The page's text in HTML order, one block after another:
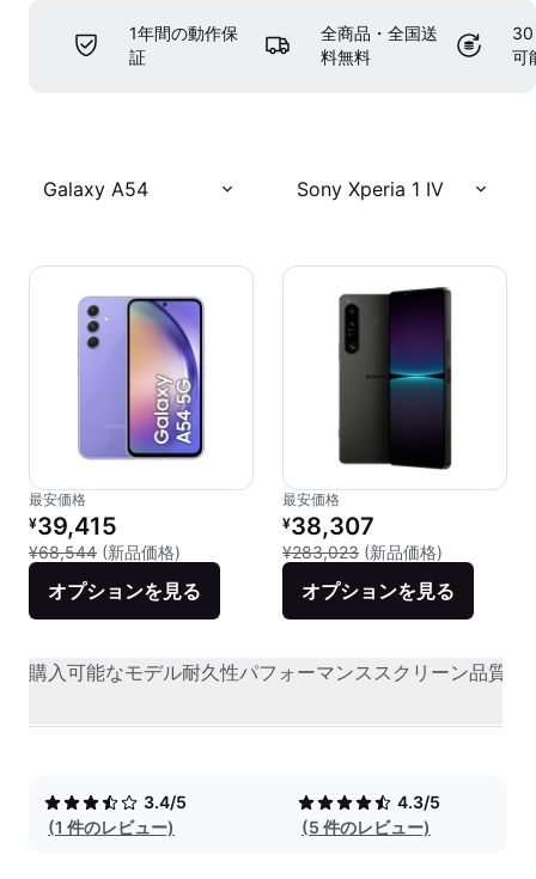
1年間の動作保
証
全商品・全国送
料無料
30
可
Galaxy A54 Sony Xperia 1 IV
最安価格
リファービッシュ品の価格：
¥39,415
¥68,544 (新品価格) 新品との比較：¥68,544
オプションを見る
最安価格
リファービッシュ品の価格：
¥38,307
¥283,023 (新品価格)
オプションを見る
購入可能なモデル耐久性パフォーマンススクリーン品質
3.4/5
(1 件のレビュー)
4.3/5
(5 件のレビュー)